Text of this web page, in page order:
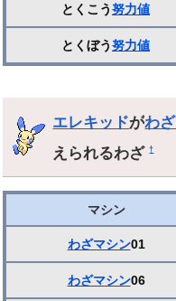
とくこう努力値
とくぼう努力値
エレキッドがわ
えられるわざ†
マシン
わざマシン01
わざマシン06